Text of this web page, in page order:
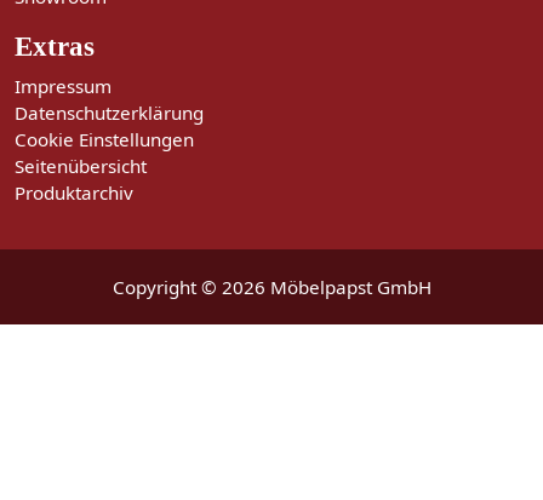
Extras
Impressum
Datenschutzerklärung
Cookie Einstellungen
Seitenübersicht
Produktarchiv
Copyright © 2026 Möbelpapst GmbH